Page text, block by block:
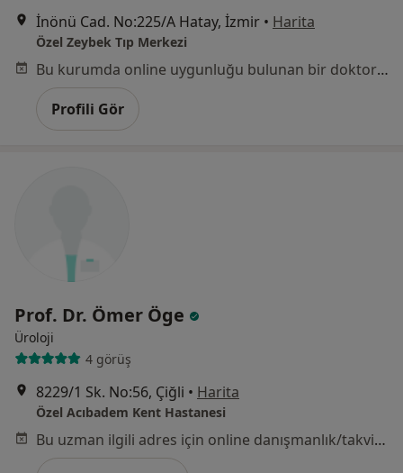
İnönü Cad. No:225/A Hatay, İzmir • Harita
Özel Zeybek Tıp Merkezi
Bu kurumda online uygunluğu bulunan bir doktor veya uzman bulunamadı
Profili Gör
Prof. Dr. Ömer Öge
Üroloji
4 görüş
8229/1 Sk. No:56, Çiğli • Harita
Özel Acıbadem Kent Hastanesi
Bu uzman ilgili adres için online danışmanlık/takvim sunmuyor.